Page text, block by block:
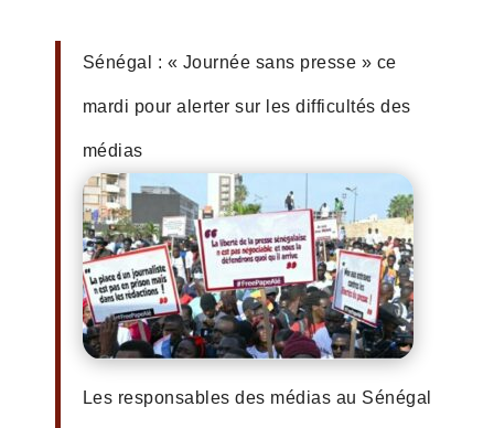
Sénégal : « Journée sans presse » ce
mardi pour alerter sur les difficultés des
médias
Les responsables des médias au Sénégal